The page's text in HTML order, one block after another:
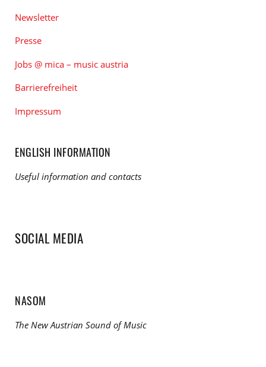
Newsletter
Presse
Jobs @ mica – music austria
Barrierefreiheit
Impressum
ENGLISH INFORMATION
Useful information and contacts
SOCIAL MEDIA
NASOM
The New Austrian Sound of Music